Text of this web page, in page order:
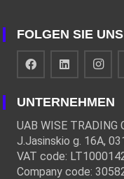
FOLGEN SIE UNS
UNTERNEHMEN
UAB WISE TRADING
J.Jasinskio g. 16A,
VAT code:
Company code: